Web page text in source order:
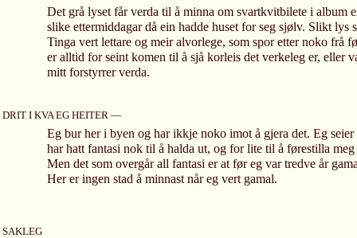
Det grå lyset får verda til å minna om svartkvitbilete i album
slike ettermiddagar då ein hadde huset for seg sjølv. Slikt lys
Tinga vert lettare og meir alvorlege, som spor etter noko frå
er alltid for seint komen til å sjå korleis det verkeleg er, eller
mitt forstyrrer verda.
DRIT I KVA EG HEITER —
Eg bur her i byen og har ikkje noko imot å gjera det. Eg
har hatt fantasi nok til å halda ut, og for lite til å førestilla
Men det som overgår all fantasi er at før eg var tredve år
Her er ingen stad å minnast når eg vert gamal.
SAKLEG